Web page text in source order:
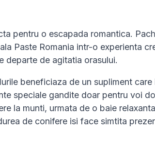
pentru o escapada romantica.
Paste Romania intr-o experienta
departe de agitatia orasului.
beneficiaza de un supliment
speciale gandite doar pentru voi
la munti, urmata de o baie
de conifere isi face simtita